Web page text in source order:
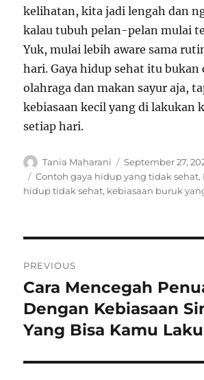
kelihatan, kita jadi lengah dan
kalau tubuh pelan-pelan mulai
Yuk, mulai lebih aware sama
hari. Gaya hidup sehat itu bukan
olahraga dan makan sayur aja,
kebiasaan kecil yang di lakukan
setiap hari.
Author
Tania Maharani
Posted
on
September 27,
Tags
Contoh gaya hidup yang tidak sehat,
hidup tidak sehat, kebiasaan buruk
pos
PREVIOUS
Previous
post:
Cara Mencegah
Dengan Kebiasaan
Yang Bisa Kamu